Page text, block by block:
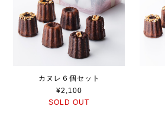
カヌレ６個セット
¥2,100
SOLD OUT